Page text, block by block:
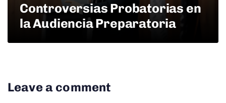
Controversias Probatorias en
la Audiencia Preparatoria
Leave a comment